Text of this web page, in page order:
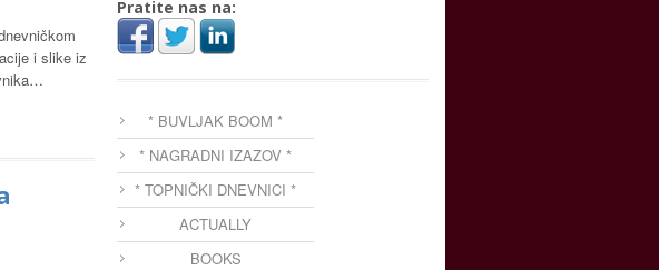
i slike iz
Pratite nas na:
* BUVLJAK BOOM *
* NAGRADNI IZAZOV *
* TOPNIČKI DNEVNICI *
ACTUALLY
BOOKS